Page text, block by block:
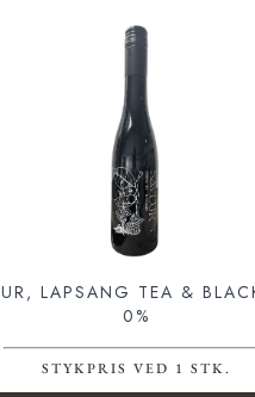
LAPSANG TEA &
0%
STYKPRIS VED 1 STK.